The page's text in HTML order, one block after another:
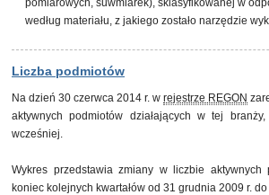
pomiarowych, suwmiarek), sklasyfikowanej w
według materiału, z jakiego zostało narzędzie
Liczba podmiotów
Na dzień 30 czerwca 2014 r. w rejestrze REGON
aktywnych podmiotów działających w tej
wcześniej.
Wykres przedstawia zmiany w liczbie
koniec kolejnych kwartałów od 31 grudnia 2009 r.